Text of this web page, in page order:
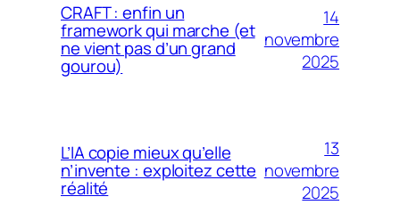
CRAFT : enfin un
framework qui marche (et
ne vient pas d’un grand
gourou)
14
novembre
2025
L’IA copie mieux qu’elle
n’invente : exploitez cette
réalité
13
novembre
2025